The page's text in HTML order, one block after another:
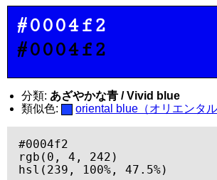
#0004f2
#0004f2
分類: あざやかな青 / Vivid blue
類似色:
oriental blue（オリエンタル
#0004f2
rgb(0, 4, 242)
hsl(239, 100%, 47.5%)